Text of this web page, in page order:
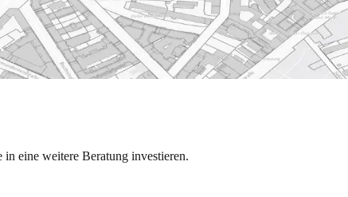
eine weitere Beratung investieren.